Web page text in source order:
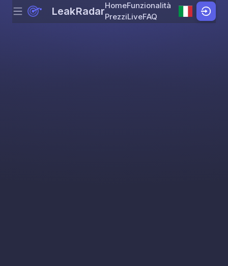
Skip to content
Menu LeakRadarHomeFunzionalità
PrezziLiveFAQ